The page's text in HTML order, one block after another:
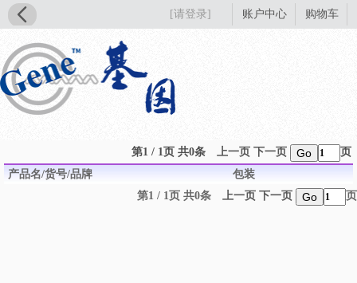
[请登录] 账户中心 购物车
第1 / 1页 共0条 上一页 下一页 Go
页
产品名/货号/品牌
包装
第1 / 1页 共0条
上一页 下一页 Go 页